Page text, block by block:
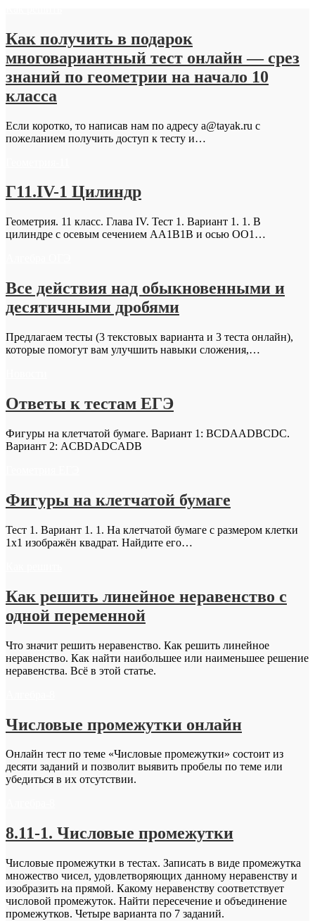
Как получить в подарок
многовариантный тест онлайн — срез
знаний по геометрии на начало 10
класса
Если коротко, то написав нам по адресу a@tayak.ru с
пожеланием получить доступ к тесту и…
Г11.IV-1 Цилиндр
Геометрия. 11 класс. Глава IV. Тест 1. Вариант 1. 1. В
цилиндре с осевым сечением АА1В1В и осью ОО1…
Все действия над обыкновенными и
десятичными дробями
Предлагаем тесты (3 текстовых варианта и 3 теста онлайн),
которые помогут вам улучшить навыки сложения,…
Ответы к тестам ЕГЭ
Фигуры на клетчатой бумаге. Вариант 1: BCDAADBCDC.
Вариант 2: ACBDADCADB
Фигуры на клетчатой бумаге
Тест 1. Вариант 1. 1. На клетчатой бумаге с размером клетки
1х1 изображён квадрат. Найдите его…
Как решить линейное неравенство с
одной переменной
Что значит решить неравенство. Как решить линейное
неравенство. Как найти наибольшее или наименьшее решение
неравенства. Всё в этой статье.
Числовые промежутки онлайн
Онлайн тест по теме «Числовые промежутки» состоит из
десяти заданий и позволит выявить пробелы по теме или
убедиться в их отсутствии.
8.11-1. Числовые промежутки
Числовые промежутки в тестах. Записать в виде промежутка
множество чисел, удовлетворяющих данному неравенству и
изобразить на прямой. Какому неравенству соответствует
числовой промежуток. Найти пересечение и объединение
промежутков. Четыре варианта по 7 заданий.